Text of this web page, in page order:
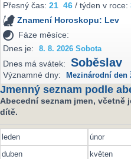
Přesný čas:21 46 / týden v roce:
Znamení Horoskopu: Lev
Fáze měsíce:
Dnes je:
8. 8. 2026 Sobota
Dnes má svátek: Soběslav
Významné dny: Mezinárodní den
Jmenný seznam podle
Abecední seznam jmen,
dítě.
leden únor
duben
květen